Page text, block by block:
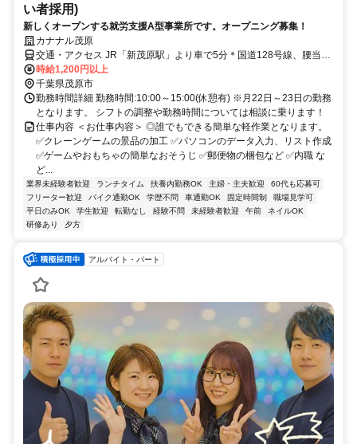
い者採用)
新しくオープンする就労支援A型事業所です。オープニング募集！
カナナル茂原
交通・アクセス JR「新茂原駅」より車で5分＊国道128号線、腰当交
差点を曲がり 陸橋越えたらスグ！
時給1,200円以上
千葉県茂原市
勤務時間詳細 勤務時間:10:00～15:00(休憩有) ※月22日～23日の勤務
となります。 シフトの調整や勤務時間については相談に乗ります！
仕事内容 ＜お仕事内容＞ ◎誰でもできる簡単な軽作業となります。
✅クレーンゲームの景品の加工 ✅パソコンのデータ入力、リスト作成
✅ゲームやおもちゃの簡単なおそうじ ✅郵便物の梱包など ✅内職 な
ど...
業界未経験者歓迎 ランチタイム 扶養内勤務OK 主婦・主夫歓迎
60代も応募可
フリーター歓迎
バイク通勤OK 学歴不問 車通勤OK 固定時間制
職場見学可
平日のみOK
学生歓迎 転勤なし 経験不問 未経験者歓迎 午前
ネイルOK
研修あり
夕方
アルバイト・パート